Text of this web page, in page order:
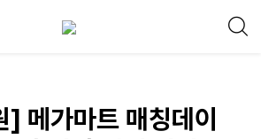
] 메가마트 매칭데이